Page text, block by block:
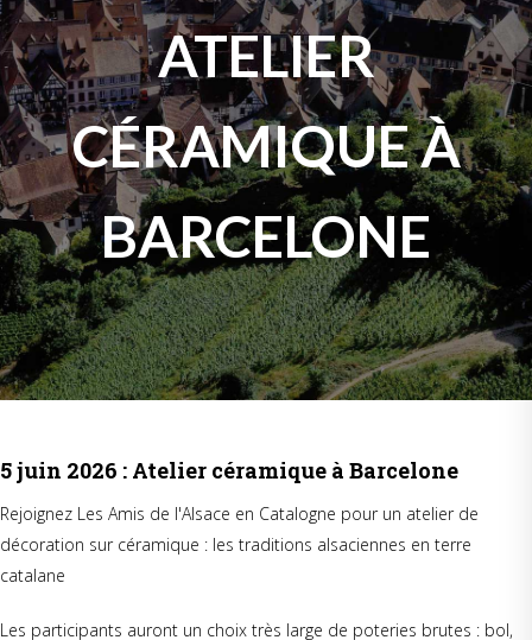
ATELIER
CÉRAMIQUE À
BARCELONE
5 juin 2026 : Atelier céramique à Barcelone
Rejoignez Les Amis de l'Alsace en Catalogne pour un atelier de
décoration sur céramique : les traditions alsaciennes en terre
catalane
Les participants auront un choix très large de poteries brutes : bol,